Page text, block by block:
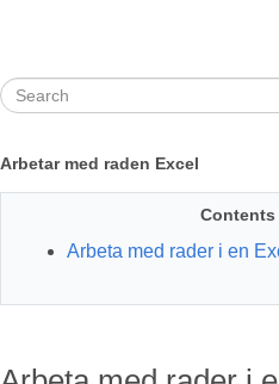
Arbetar med raden Excel
Contents
Arbeta med rader i en